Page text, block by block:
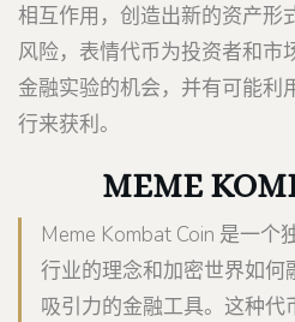
相互作用，创造出新的资产形
风险，表情代币为投资者和市
金融实验的机会，并有可能利
行来获利。
MEME
Meme Kombat Coin 是一个
行业的理念和加密世界如何
吸引力的金融工具。这种